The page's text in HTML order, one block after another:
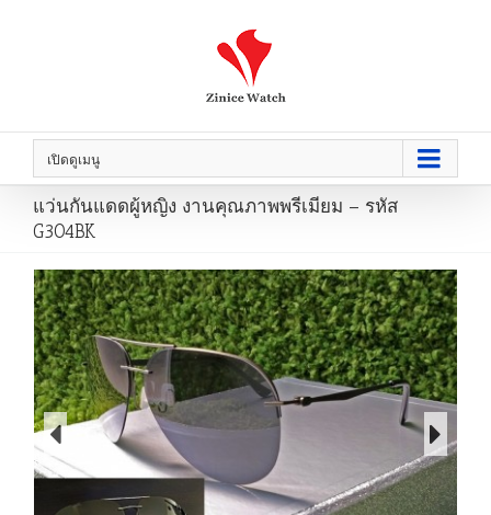
เปิดดูเมนู
แว่นกันแดดผู้หญิง งานคุณภาพพรีเมียม – รหัส
G304BK